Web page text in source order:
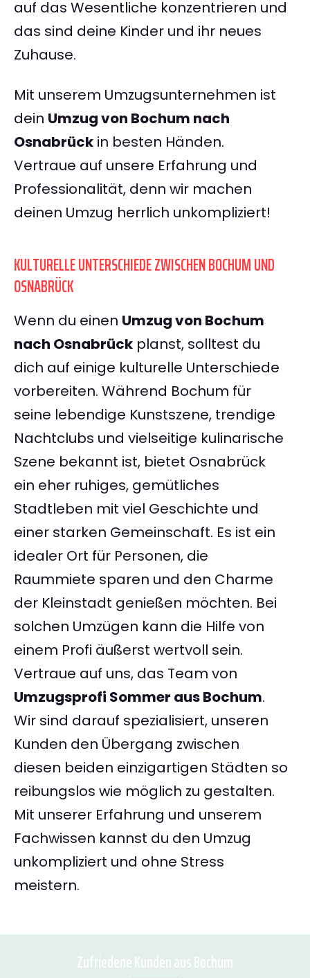
auf das Wesentliche konzentrieren und
das sind deine Kinder und ihr neues
Zuhause.
Mit unserem Umzugsunternehmen ist
dein Umzug von Bochum nach
Osnabrück in besten Händen.
Vertraue auf unsere Erfahrung und
Professionalität, denn wir machen
deinen Umzug herrlich unkompliziert!
KULTURELLE UNTERSCHIEDE ZWISCHEN BOCHUM UND
OSNABRÜCK
Wenn du einen Umzug von Bochum
nach Osnabrück planst, solltest du
dich auf einige kulturelle Unterschiede
vorbereiten. Während Bochum für
seine lebendige Kunstszene, trendige
Nachtclubs und vielseitige kulinarische
Szene bekannt ist, bietet Osnabrück
ein eher ruhiges, gemütliches
Stadtleben mit viel Geschichte und
einer starken Gemeinschaft. Es ist ein
idealer Ort für Personen, die
Raummiete sparen und den Charme
der Kleinstadt genießen möchten. Bei
solchen Umzügen kann die Hilfe von
einem Profi äußerst wertvoll sein.
Vertraue auf uns, das Team von
Umzugsprofi Sommer aus Bochum.
Wir sind darauf spezialisiert, unseren
Kunden den Übergang zwischen
diesen beiden einzigartigen Städten so
reibungslos wie möglich zu gestalten.
Mit unserer Erfahrung und unserem
Fachwissen kannst du den Umzug
unkompliziert und ohne Stress
meistern.
Zufriedene Kunden aus Bochum